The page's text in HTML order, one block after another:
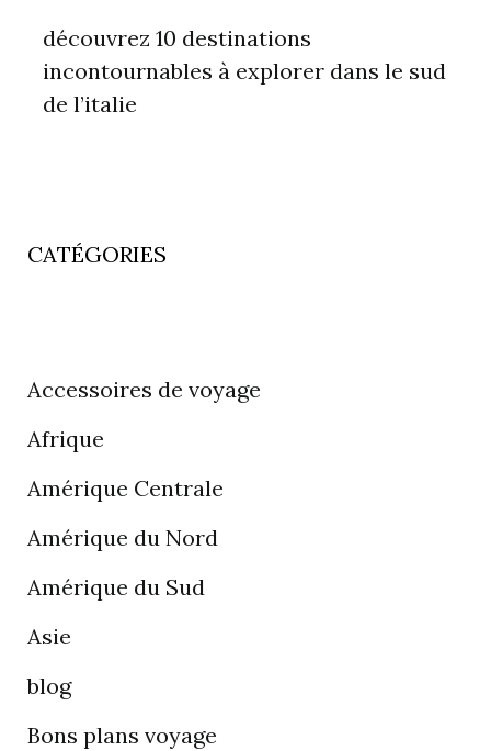
découvrez 10 destinations
incontournables à explorer dans le sud
de l’italie
CATÉGORIES
Accessoires de voyage
Afrique
Amérique Centrale
Amérique du Nord
Amérique du Sud
Asie
blog
Bons plans voyage